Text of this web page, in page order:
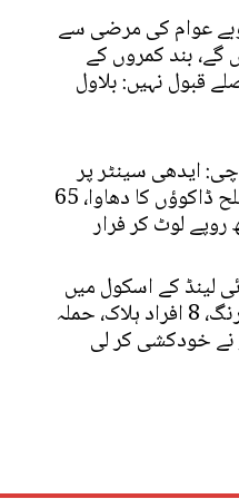
عوام کی مرضی سے
گے، بند کمروں کے
قبول نہیں: بلاول
ایدھی سینٹر پر
مسلح ڈاکوؤں کا دھاوا، 65
روپے لوٹ کر فرار
لینڈ کے اسکول میں
فائرنگ، 8 افراد ہلاک، حملہ
نے خودکشی کر لی